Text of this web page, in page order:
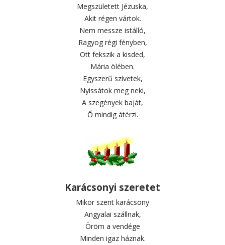
Megszületett Jézuska,
Akit régen vártok.
Nem messze istálló,
Ragyog régi fényben,
Ott fekszik a kisded,
Mária ölében.
Egyszerű szívetek,
Nyissátok meg neki,
A szegények baját,
Ő mindig átérzi.
Karácsonyi szeretet
Mikor szent karácsony
Angyalai szállnak,
Öröm a vendége
Minden igaz háznak.